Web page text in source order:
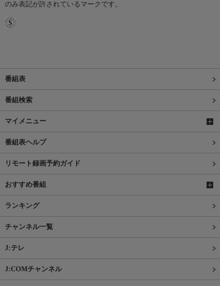
のみ表記が許されているマークです。
番組表
番組検索
マイメニュー
番組表ヘルプ
リモート録画予約ガイド
おすすめ番組
ランキング
チャンネル一覧
J:テレ
J:COMチャンネル